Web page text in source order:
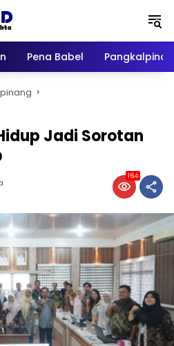
Pena Babel
Jadi Sorotan
164